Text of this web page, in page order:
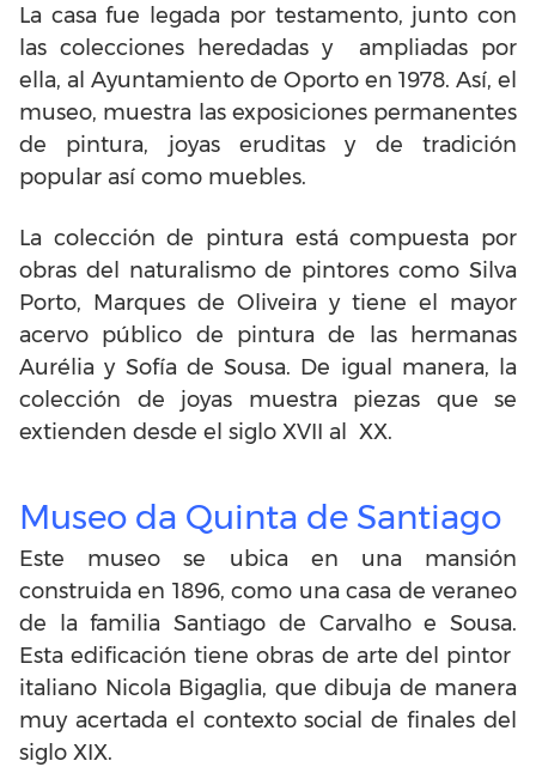
La casa fue legada por testamento, junto con
las colecciones heredadas y ampliadas por
ella, al Ayuntamiento de Oporto en 1978. Así, el
museo, muestra las exposiciones permanentes
de pintura, joyas eruditas y de tradición
popular así como muebles.
La colección de pintura está compuesta por
obras del naturalismo de pintores como Silva
Porto, Marques de Oliveira y tiene el mayor
acervo público de pintura de las hermanas
Aurélia y Sofía de Sousa. De igual manera, la
colección de joyas muestra piezas que se
extienden desde el siglo XVII al XX.
Museo da Quinta de Santiago
Este museo se ubica en una mansión
construida en 1896, como una casa de veraneo
de la familia Santiago de Carvalho e Sousa.
Esta edificación tiene obras de arte del pintor
italiano Nicola Bigaglia, que dibuja de manera
muy acertada el contexto social de finales del
siglo XIX.